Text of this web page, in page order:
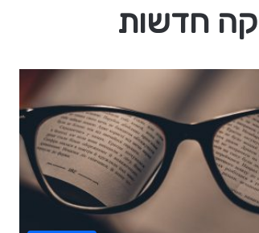
חדשות